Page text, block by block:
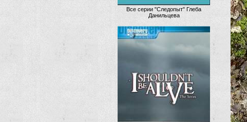
Все серии "Следопыт" Глеба
Данильцева